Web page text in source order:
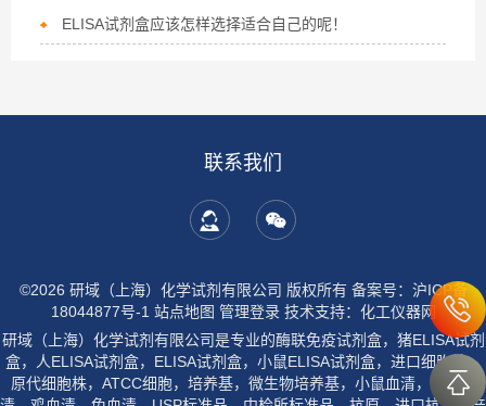
ELISA试剂盒应该怎样选择适合自己的呢！
联系我们
©2026 研域（上海）化学试剂有限公司 版权所有 备案号：沪ICP备
18044877号-1 站点地图 管理登录技术支持： 化工仪器网
研域（上海）化学试剂有限公司是专业的酶联免疫试剂盒，猪ELISA试剂
盒，人ELISA试剂盒，ELISA试剂盒，小鼠ELISA试剂盒，进口细胞株，
原代细胞株，ATCC细胞，培养基，微生物培养基，小鼠血清，大鼠血